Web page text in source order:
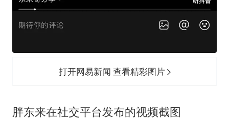
打开网易新闻 查看精彩图片
胖东来在社交平台发布的视频截图